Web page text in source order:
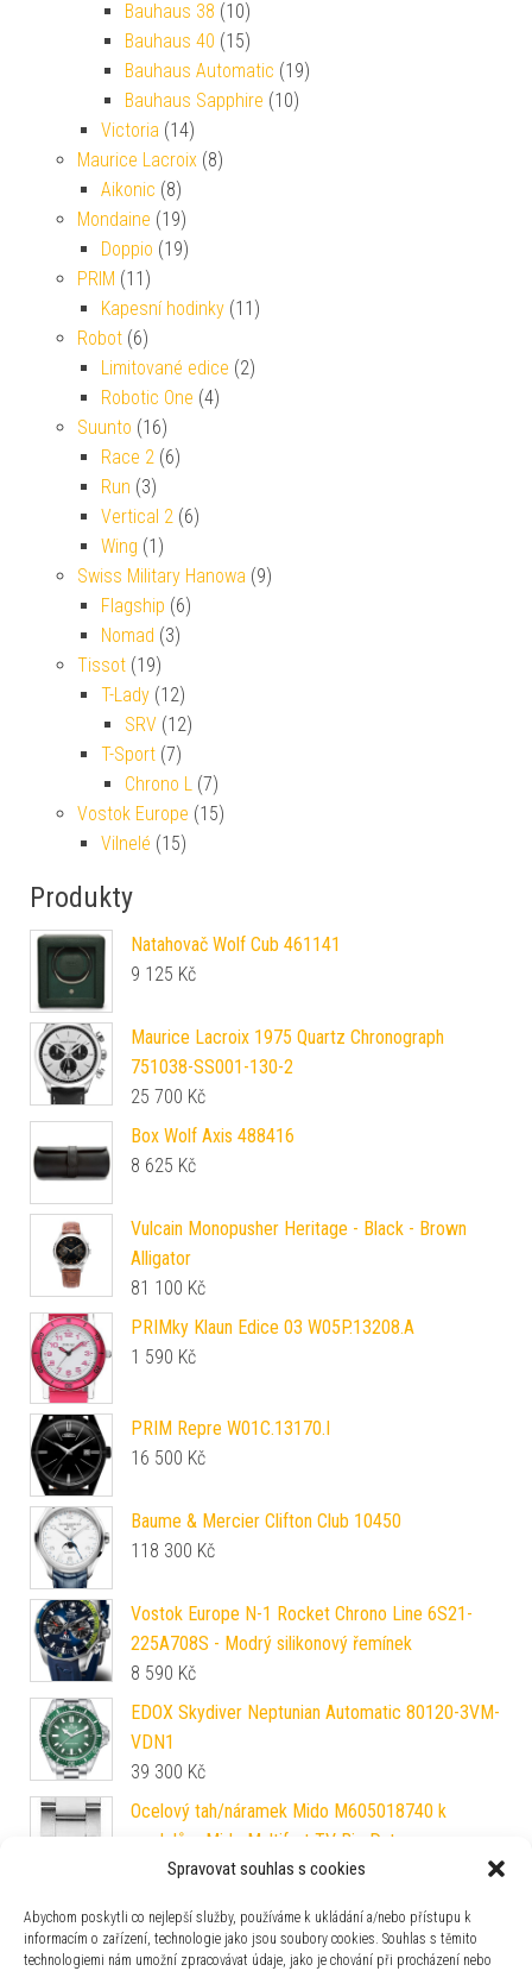
Spravovat souhlas s cookies
Abychom poskytli co nejlepší služby, používáme k ukládání a/nebo přístupu k
informacím o zařízení, technologie jako jsou soubory cookies. Souhlas s těmito
technologiemi nám umožní zpracovávat údaje, jako je chování při procházení nebo
Bauhaus 38 (10)
Bauhaus 40 (15)
Bauhaus Automatic (19)
Bauhaus Sapphire (10)
Victoria (14)
Maurice Lacroix (8)
Aikonic (8)
Mondaine (19)
Doppio (19)
PRIM (11)
Kapesní hodinky (11)
Robot (6)
Limitované edice (2)
Robotic One (4)
Suunto (16)
Race 2 (6)
Run (3)
Vertical 2 (6)
Wing (1)
Swiss Military Hanowa (9)
Flagship (6)
Nomad (3)
Tissot (19)
T-Lady (12)
SRV (12)
T-Sport (7)
Chrono L (7)
Vostok Europe (15)
Vilnelé (15)
Produkty
Natahovač Wolf Cub 461141
9 125 Kč
Maurice Lacroix 1975 Quartz Chronograph
751038-SS001-130-2
25 700 Kč
Box Wolf Axis 488416
8 625 Kč
Vulcain Monopusher Heritage - Black - Brown
Alligator
81 100 Kč
PRIMky Klaun Edice 03 W05P.13208.A
1 590 Kč
PRIM Repre W01C.13170.I
16 500 Kč
Baume & Mercier Clifton Club 10450
118 300 Kč
Vostok Europe N-1 Rocket Chrono Line 6S21-
225A708S - Modrý silikonový řemínek
8 590 Kč
EDOX Skydiver Neptunian Automatic 80120-3VM-
VDN1
39 300 Kč
Ocelový tah/náramek Mido M605018740 k
modelům Mido Multifort TV Big Date
4 200Kč